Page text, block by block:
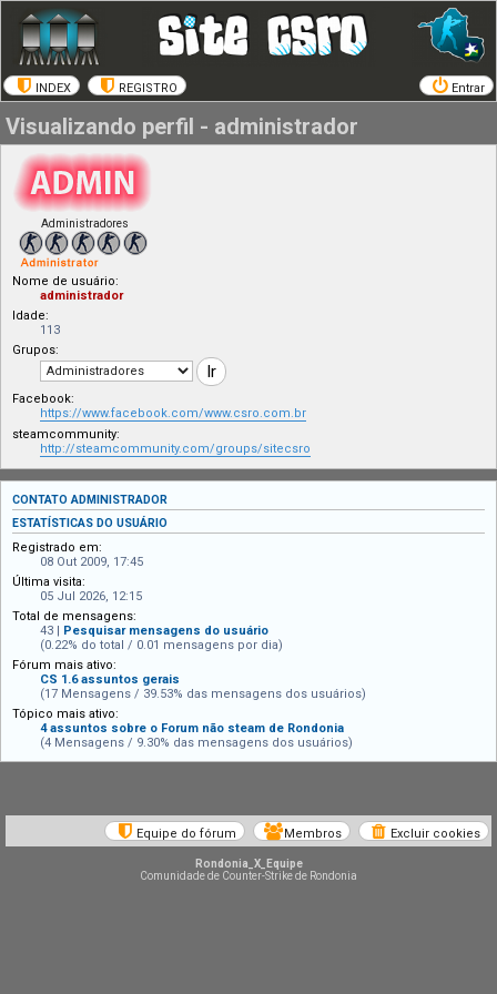
INDEX REGISTRO Entrar
Visualizando perfil - administrador
Administradores
Nome de usuário:
administrador
Idade:
113
Grupos:
Facebook:
https://www.facebook.com/www.csro.com.br
steamcommunity:
http://steamcommunity.com/groups/sitecsro
CONTATO ADMINISTRADOR
ESTATÍSTICAS DO USUÁRIO
Registrado em:
08 Out 2009, 17:45
Última visita:
05 Jul 2026, 12:15
Total de mensagens:
43 | Pesquisar mensagens do usuário
(0.22% do total / 0.01 mensagens por dia)
Fórum mais ativo:
CS 1.6 assuntos gerais
(17 Mensagens / 39.53% das mensagens dos usuários)
Tópico mais ativo:
4 assuntos sobre o Forum não steam de Rondonia
(4 Mensagens / 9.30% das mensagens dos usuários)
Excluir cookies
Membros
Equipe do fórum
Rondonia_X_Equipe
Comunidade de Counter-Strike de Rondonia